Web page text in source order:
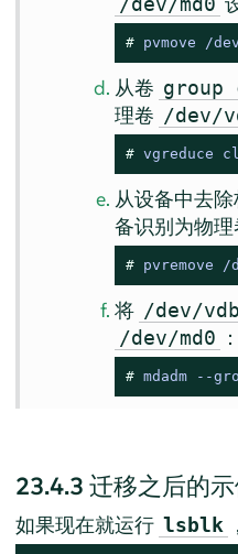
# pvmove /
从卷 group
理卷 /dev/
# vgreduce
从设备中去
备识别为物理
# pvremove /
将 /dev/vdb
/dev/md0 ：
# mdadm --
23.4.3 迁移之后的
如果现在就运行 lsblk